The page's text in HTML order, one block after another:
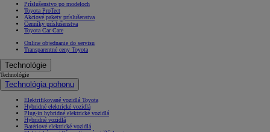
Príslušenstvo po modeloch
Toyota ProTect
Akciové pakety príslušenstva
Cenníky príslušenstva
Toyota Car Care
Online objednanie do servisu
Transparentné ceny Toyota
Technológie
Technológie
Technológia pohonu
Elektrifikované vozidlá Toyota
Hybridné elektrické vozidlá
Plug-in hybridné elektrické vozidlá
Hybridné vozidlá
Batériové elektrické vozidlá